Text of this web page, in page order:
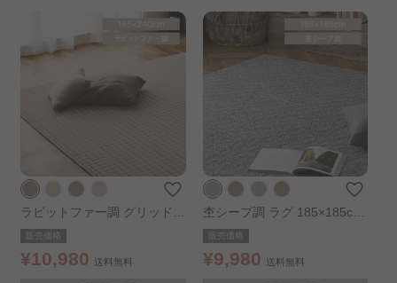
ラビットファー調 グリッドラ
グ 185×240cm ベージュ
販売価格
¥10,980 送料無料
杢シープ調 ラグ 185×185cm
グレー
販売価格
¥9,980 送料無料